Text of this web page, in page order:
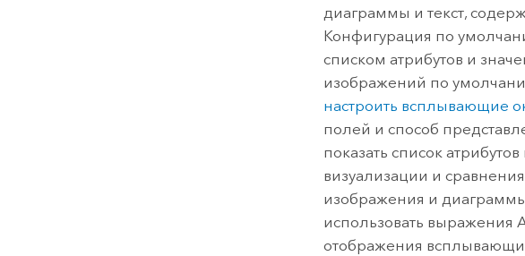
диаграммы и текст,
Конфигурация по
списком атрибутов и
изображений по
настроить всплывающие
полей и способ
показать список
визуализации и
изображения и
использовать выражения
отображения